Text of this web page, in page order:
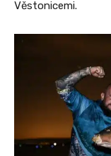
Věstonicemi.